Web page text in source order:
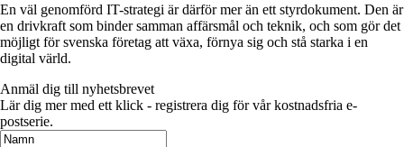
En väl genomförd IT-strategi är därför mer än ett styrdokument. Den är
en drivkraft som binder samman affärsmål och teknik, och som gör det
möjligt för svenska företag att växa, förnya sig och stå starka i en
digital värld.
Anmäl dig till nyhetsbrevet
Lär dig mer med ett klick - registrera dig för vår kostnadsfria e-
postserie.